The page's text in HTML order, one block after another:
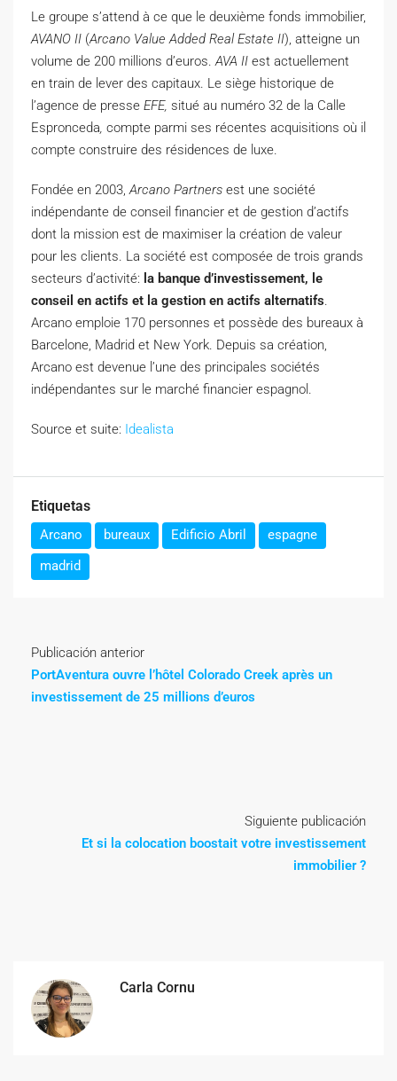
Le groupe s’attend à ce que le deuxième fonds immobilier,
AVANO II (Arcano Value Added Real Estate II), atteigne un
volume de 200 millions d’euros.AVA II est actuellement
en train de lever des capitaux. Le siège historique de
l’agence de presse EFE, situé au numéro 32 de la Calle
Espronceda, compte parmi ses récentes acquisitions où il
compte construire des résidences de luxe.
Fondée en 2003,Arcano Partners est une société
indépendante de conseil financier et de gestion d’actifs
dont la mission est de maximiser la création de valeur
pour les clients. La société est composée de trois grands
secteurs d’activité: la banque d’investissement, le
conseil en actifs et la gestion en actifs alternatifs.
Arcano emploie 170 personnes et possède des bureaux à
Barcelone, Madrid et New York. Depuis sa création,
Arcano est devenue l’une des principales sociétés
indépendantes sur le marché financier espagnol.
Source et suite: Idealista
Etiquetas
Arcano bureaux Edificio Abril
espagne
madrid
Publicación anterior
PortAventura ouvre l’hôtel Colorado Creek après un
investissement de 25 millions d’euros
Siguiente publicación
Et si la colocation boostait votre investissement
immobilier ?
Carla Cornu